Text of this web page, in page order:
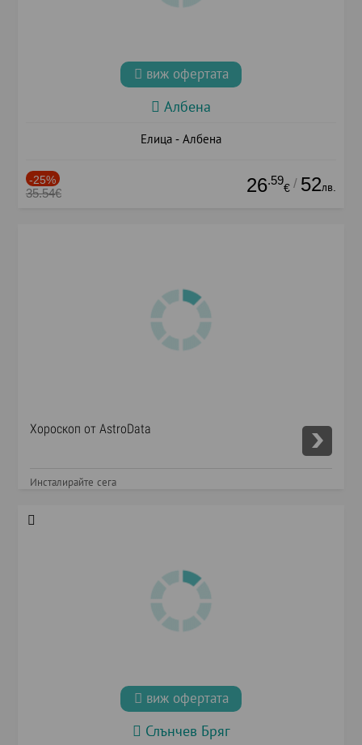
виж офертата
Албена
Елица - Албена
-25%
35.54€ 26.59
€ / 52лв.
Хороскоп от AstroData
Инсталирайте сега
виж офертата
Слънчев Бряг